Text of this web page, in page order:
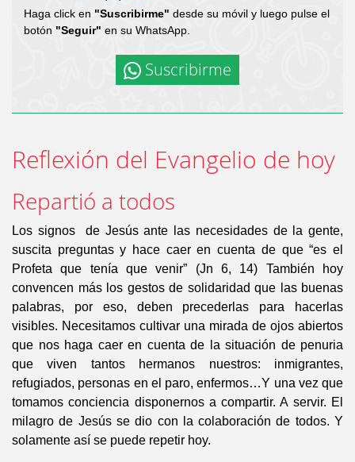
Haga click en "Suscribirme" desde su móvil y luego pulse el
botón "Seguir" en su WhatsApp.
Suscribirme
Reflexión del Evangelio de hoy
Repartió a todos
Los signos de Jesús ante las necesidades de la gente,
suscita preguntas y hace caer en cuenta de que “es el
Profeta que tenía que venir” (Jn 6, 14) También hoy
convencen más los gestos de solidaridad que las buenas
palabras, por eso, deben precederlas para hacerlas
visibles. Necesitamos cultivar una mirada de ojos abiertos
que nos haga caer en cuenta de la situación de penuria
que viven tantos hermanos nuestros: inmigrantes,
refugiados, personas en el paro, enfermos…Y una vez que
tomamos conciencia disponernos a compartir. A servir. El
milagro de Jesús se dio con la colaboración de todos. Y
solamente así se puede repetir hoy.